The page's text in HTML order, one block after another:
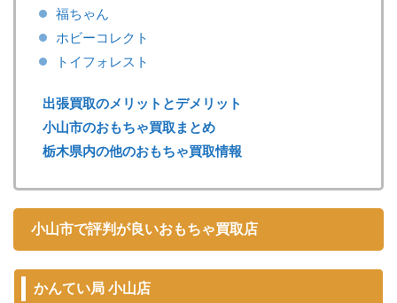
福ちゃん
ホビーコレクト
トイフォレスト
出張買取のメリットとデメリット
小山市のおもちゃ買取まとめ
栃木県内の他のおもちゃ買取情報
小山市で評判が良いおもちゃ買取店
かんてい局 小山店